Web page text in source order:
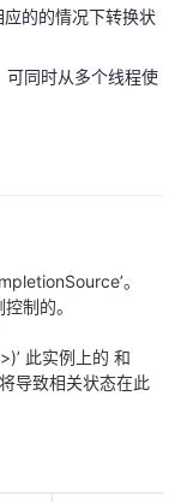
的的情况下转换状
可同时从多个线程使
。
制的。
此实例上的 和
导致相关状态在此